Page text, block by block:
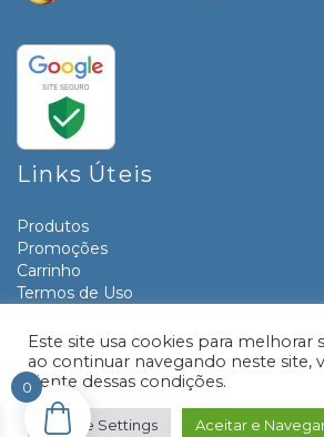
Links Úteis
Produtos
Promoções
Carrinho
Termos de Uso
Contato
© 2026 Livraria e Papelaria Paraná |
Este site usa cookies para melhorar
ao continuar navegando neste site,
ciente dessas condições.
Cookie Settings Aceitar e
0